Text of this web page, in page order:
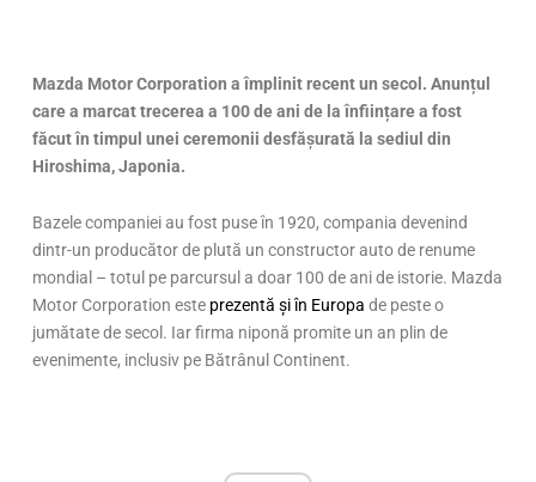
Mazda Motor Corporation a împlinit recent un secol. Anunțul
care a marcat trecerea a 100 de ani de la înființare a fost
făcut în timpul unei ceremonii desfășurată la sediul din
Hiroshima, Japonia.
Bazele companiei au fost puse în 1920, compania devenind
dintr-un producător de plută un constructor auto de renume
mondial – totul pe parcursul a doar 100 de ani de istorie. Mazda
Motor Corporation este prezentă și în Europa de peste o
jumătate de secol. Iar firma niponă promite un an plin de
evenimente, inclusiv pe Bătrânul Continent.